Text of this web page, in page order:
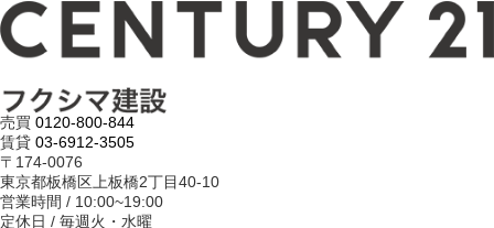
売買 0120-800-844
賃貸 03-6912-3505
〒174-0076
東京都板橋区上板橋2丁目40-10
営業時間 / 10:00~19:00
定休日 / 毎週火・水曜